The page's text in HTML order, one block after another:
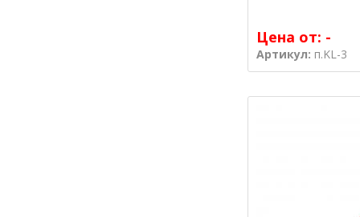
Цена от: -
Артикул: п.KL-3